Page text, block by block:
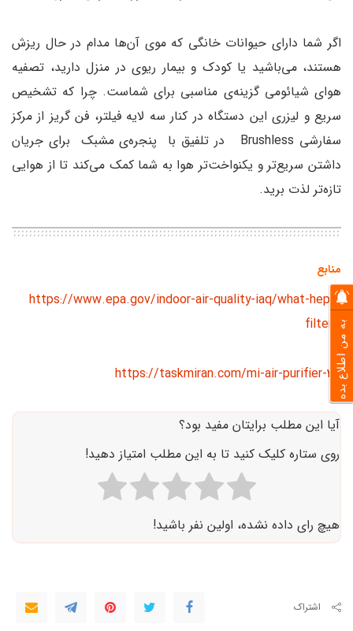
اگر شما دارای حیوانات خانگی که موی آن‌ها مدام در حال ریزش
هستند، می‌باشید یا کودک و بیمار ریوی در منزل دارید، تصفیه
هوای شیائومی گزینه‌ی مناسبی برای شماست. چرا که تشخیص
سریع و لیزری این دستگاه در کنار سه لایه فیلتر، فن گریز از مرکز
سفارشی Brushless در تلفیق با پنجره‌ی مشبک برای جریان
داشتن سریع‌تر و یکنواخت‌تر هوا به شما کمک می‌کند تا از هوایی
تازه‌تر لذت برید.
منابع
https://www.epa.gov/indoor-air-quality-iaq/what-hepa-
filter-1
https://taskmiran.com/mi-air-purifier-3h
آیا این مطلب برایتان مفید بود؟
روی ستاره کلیک کنید تا به این مطلب امتیاز دهید!
هیچ رای داده نشده، اولین نفر باشید!
اشتراک
به من اطلاع بده